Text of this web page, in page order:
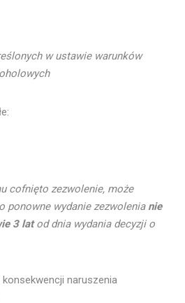
w ustawie warunków
cofnięto zezwolenie, może
ponowne wydanie zezwolenia nie
3 latod dnia wydania decyzji o
naruszenia